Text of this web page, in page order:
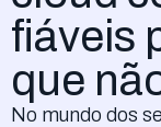
fiáveis
que
No mundo dos